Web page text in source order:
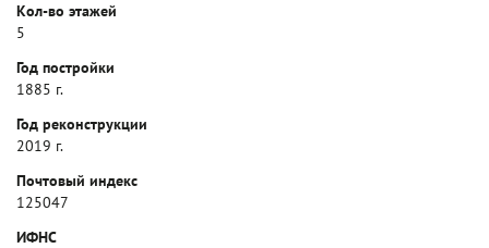
Кол-во этажей
5
Год постройки
1885 г.
Год реконструкции
2019 г.
Почтовый индекс
125047
ИФНС